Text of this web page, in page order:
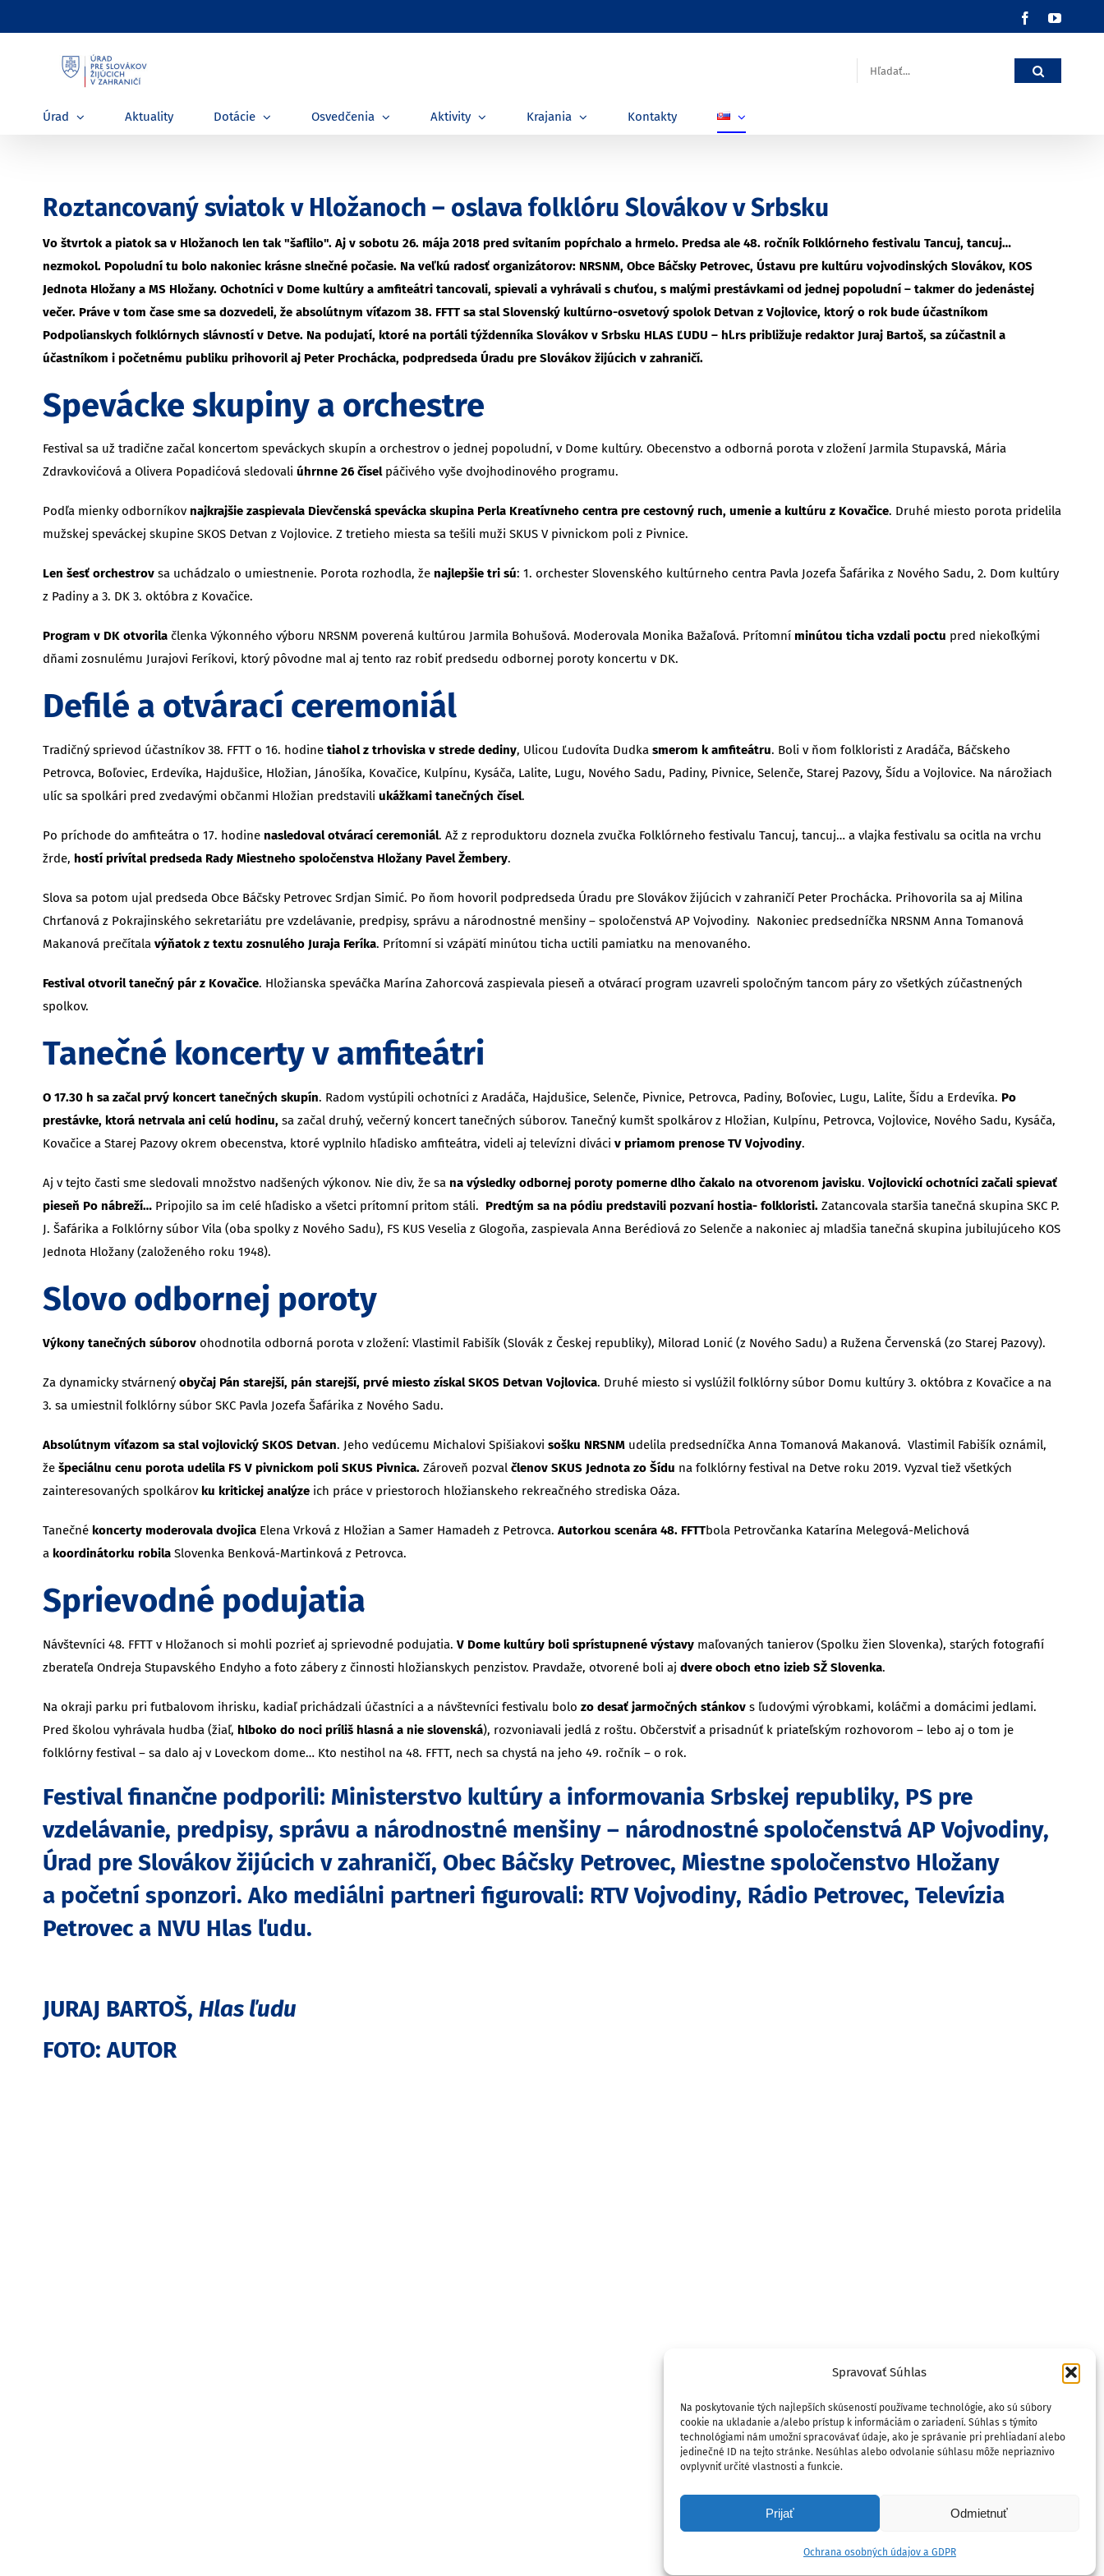
Spravovať Súhlas
Na poskytovanie tých najlepších skúseností používame technológie, ako sú súbory
cookie na ukladanie a/alebo prístup k informáciám o zariadení. Súhlas s týmito
technológiami nám umožní spracovávať údaje, ako je správanie pri prehliadaní alebo
jedinečné ID na tejto stránke. Nesúhlas alebo odvolanie súhlasu môže nepriaznivo
ovplyvniť určité vlastnosti a funkcie.
Prijať Odmietnuť
Ochrana osobných údajov a GDPR
to
Facebook
Hľadať:
Úrad Aktuality Dotácie Osvedčenia Aktivity Krajania Kontakty
Roztancovaný sviatok v Hložanoch – oslava folklóru Slovákov v Srbsku
Vo štvrtok a piatok sa v Hložanoch len tak "šaflilo". Aj v sobotu 26. mája 2018 pred svitaním popŕchalo a hrmelo. Predsa ale 48. ročník Folklórneho festivalu Tancuj, tancuj…
nezmokol. Popoludní tu bolo nakoniec krásne slnečné počasie. Na veľkú radosť organizátorov: NRSNM, Obce Báčsky Petrovec, Ústavu pre kultúru vojvodinských Slovákov, KOS
Jednota Hložany a MS Hložany. Ochotníci v Dome kultúry a amfiteátri tancovali, spievali a vyhrávali s chuťou, s malými prestávkami od jednej popoludní – takmer do jedenástej
večer. Práve v tom čase sme sa dozvedeli, že absolútnym víťazom 38. FFTT sa stal Slovenský kultúrno-osvetový spolok Detvan z Vojlovice, ktorý o rok bude účastníkom
Podpolianskych folklórnych slávností v Detve. Na podujatí, ktoré na portáli týždenníka Slovákov v Srbsku HLAS ĽUDU – hl.rs približuje redaktor Juraj Bartoš, sa zúčastnil a
účastníkom i početnému publiku prihovoril aj Peter Prochácka, podpredseda Úradu pre Slovákov žijúcich v zahraničí.
Spevácke skupiny a orchestre
Festival sa už tradične začal koncertom speváckych skupín a orchestrov o jednej popoludní, v Dome kultúry. Obecenstvo a odborná porota v zložení Jarmila Stupavská, Mária
Zdravkovićová a Olivera Popadićová sledovali úhrnne 26 číselpáčivého vyše dvojhodinového programu.
Podľa mienky odborníkov najkrajšie zaspievala Dievčenská spevácka skupina Perla Kreatívneho centra pre cestovný ruch, umenie a kultúru z Kovačice. Druhé miesto porota pridelila
mužskej speváckej skupine SKOS Detvan z Vojlovice. Z tretieho miesta sa tešili muži SKUS V pivnickom poli z Pivnice.
Len šesť orchestrov sa uchádzalo o umiestnenie. Porota rozhodla, že najlepšie tri sú: 1. orchester Slovenského kultúrneho centra Pavla Jozefa Šafárika z Nového Sadu, 2. Dom kultúry
z Padiny a 3. DK 3. októbra z Kovačice.
Program v DK otvorila členka Výkonného výboru NRSNM poverená kultúrou Jarmila Bohušová. Moderovala Monika Bažaľová. Prítomní minútou ticha vzdali poctu pred niekoľkými
dňami zosnulému Jurajovi Feríkovi, ktorý pôvodne mal aj tento raz robiť predsedu odbornej poroty koncertu v DK.
Defilé a otvárací ceremoniál
Tradičný sprievod účastníkov 38. FFTT o 16. hodine tiahol z trhoviska v strede dediny, Ulicou Ľudovíta Dudka smerom k amfiteátru. Boli v ňom folkloristi z Aradáča, Báčskeho
Petrovca, Boľoviec, Erdevíka, Hajdušice, Hložian, Jánošíka, Kovačice, Kulpínu, Kysáča, Lalite, Lugu, Nového Sadu, Padiny, Pivnice, Selenče, Starej Pazovy, Šídu a Vojlovice. Na nárožiach
ulíc sa spolkári pred zvedavými občanmi Hložian predstavili ukážkami tanečných čísel.
Po príchode do amfiteátra o 17. hodine nasledoval otvárací ceremoniál. Až z reproduktoru doznela zvučka Folklórneho festivalu Tancuj, tancuj… a vlajka festivalu sa ocitla na vrchu
žrde, hostí privítal predseda Rady Miestneho spoločenstva Hložany Pavel Žembery.
Slova sa potom ujal predseda Obce Báčsky Petrovec Srdjan Simić. Po ňom hovoril podpredseda Úradu pre Slovákov žijúcich v zahraničí Peter Prochácka. Prihovorila sa aj Milina
Chrťanová z Pokrajinského sekretariátu pre vzdelávanie, predpisy, správu a národnostné menšiny – spoločenstvá AP Vojvodiny. Nakoniec predsedníčka NRSNM Anna Tomanová
Makanová prečítala výňatok z textu zosnulého Juraja Feríka. Prítomní si vzápätí minútou ticha uctili pamiatku na menovaného.
Festival otvoril tanečný pár z Kovačice. Hložianska speváčka Marína Zahorcová zaspievala pieseň a otvárací program uzavreli spoločným tancom páry zo všetkých zúčastnených
spolkov.
Tanečné koncerty v amfiteátri
O 17.30 h sa začal prvý koncert tanečných skupín. Radom vystúpili ochotníci z Aradáča, Hajdušice, Selenče, Pivnice, Petrovca, Padiny, Boľoviec, Lugu, Lalite, Šídu a Erdevíka. Po
prestávke, ktorá netrvala ani celú hodinu, sa začal druhý, večerný koncert tanečných súborov. Tanečný kumšt spolkárov z Hložian, Kulpínu, Petrovca, Vojlovice, Nového Sadu, Kysáča,
Kovačice a Starej Pazovy okrem obecenstva, ktoré vyplnilo hľadisko amfiteátra, videli aj televízni diváci v priamom prenose TV Vojvodiny.
Aj v tejto časti sme sledovali množstvo nadšených výkonov. Nie div, že sa na výsledky odbornej poroty pomerne dlho čakalo na otvorenom javisku. Vojlovickí ochotníci začali spievať
pieseň Po nábreží… Pripojilo sa im celé hľadisko a všetci prítomní pritom stáli. Predtým sa na pódiu predstavili pozvaní hostia- folkloristi. Zatancovala staršia tanečná skupina SKC P.
J. Šafárika a Folklórny súbor Vila (oba spolky z Nového Sadu), FS KUS Veselia z Glogoňa, zaspievala Anna Berédiová zo Selenče a nakoniec aj mladšia tanečná skupina jubilujúceho KOS
Jednota Hložany (založeného roku 1948).
Slovo odbornej poroty
Výkony tanečných súborov ohodnotila odborná porota v zložení: Vlastimil Fabišík (Slovák z Českej republiky), Milorad Lonić (z Nového Sadu) a Ružena Červenská (zo Starej Pazovy).
Za dynamicky stvárnený obyčaj Pán starejší, pán starejší, prvé miesto získal SKOS Detvan Vojlovica. Druhé miesto si vyslúžil folklórny súbor Domu kultúry 3. októbra z Kovačice a na
3. sa umiestnil folklórny súbor SKC Pavla Jozefa Šafárika z Nového Sadu.
Absolútnym víťazom sa stal vojlovický SKOS Detvan. Jeho vedúcemu Michalovi Spišiakovi sošku NRSNM udelila predsedníčka Anna Tomanová Makanová. Vlastimil Fabišík oznámil,
že špeciálnu cenu porota udelila FS V pivnickom poli SKUS Pivnica. Zároveň pozval členov SKUS Jednota zo Šídu na folklórny festival na Detve roku 2019. Vyzval tiež všetkých
zainteresovaných spolkárov ku kritickej analýze ich práce v priestoroch hložianskeho rekreačného strediska Oáza.
Tanečné koncerty moderovala dvojica Elena Vrková z Hložian a Samer Hamadeh z Petrovca. Autorkou scenára 48. FFTTbola Petrovčanka Katarína Melegová-Melichová
a koordinátorku robila Slovenka Benková-Martinková z Petrovca.
Sprievodné podujatia
Návštevníci 48. FFTT v Hložanoch si mohli pozrieť aj sprievodné podujatia. V Dome kultúry boli sprístupnené výstavy maľovaných tanierov (Spolku žien Slovenka), starých fotografií
zberateľa Ondreja Stupavského Endyho a foto zábery z činnosti hložianskych penzistov. Pravdaže, otvorené boli aj dvere oboch etno izieb SŽ Slovenka.
Na okraji parku pri futbalovom ihrisku, kadiaľ prichádzali účastníci a a návštevníci festivalu bolo zo desať jarmočných stánkov s ľudovými výrobkami, koláčmi a domácimi jedlami.
Pred školou vyhrávala hudba (žiaľ, hlboko do noci príliš hlasná a nie slovenská), rozvoniavali jedlá z roštu. Občerstviť a prisadnúť k priateľským rozhovorom – lebo aj o tom je
folklórny festival – sa dalo aj v Loveckom dome… Kto nestihol na 48. FFTT, nech sa chystá na jeho 49. ročník – o rok.
Festival finančne podporili: Ministerstvo kultúry a informovania Srbskej republiky, PS pre
vzdelávanie, predpisy, správu a národnostné menšiny – národnostné spoločenstvá AP Vojvodiny,
Úrad pre Slovákov žijúcich v zahraničí, Obec Báčsky Petrovec, Miestne spoločenstvo Hložany
a početní sponzori. Ako mediálni partneri figurovali: RTV Vojvodiny, Rádio Petrovec, Televízia
Petrovec a NVU Hlas ľudu.
JURAJ BARTOŠ, Hlas ľudu
FOTO: AUTOR